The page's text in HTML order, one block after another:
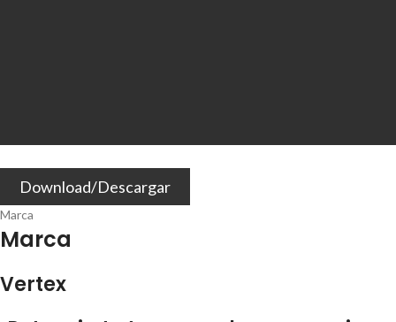
Download/Descargar
Marca
Marca
Vertex